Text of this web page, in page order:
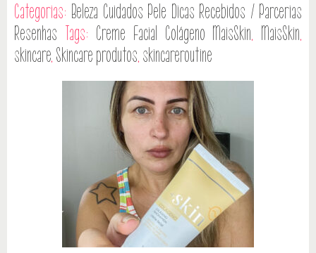
Categorias: Beleza Cuidados Pele Dicas Recebidos / Parcerias
Resenhas Tags: Creme Facial Colágeno MaisSkin, MaisSkin,
skincare, Skincare produtos, skincareroutine